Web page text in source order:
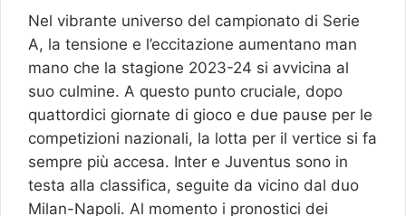
Nel vibrante universo del campionato di Serie
A, la tensione e l’eccitazione aumentano man
mano che la stagione 2023-24 si avvicina al
suo culmine. A questo punto cruciale, dopo
quattordici giornate di gioco e due pause per le
competizioni nazionali, la lotta per il vertice si fa
sempre più accesa. Inter e Juventus sono in
testa alla classifica, seguite da vicino dal duo
Milan-Napoli. Al momento i pronostici dei